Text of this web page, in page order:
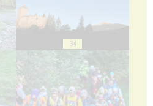
34